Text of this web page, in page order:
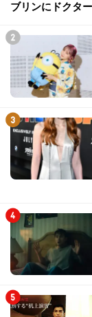
ブリンにドクタ